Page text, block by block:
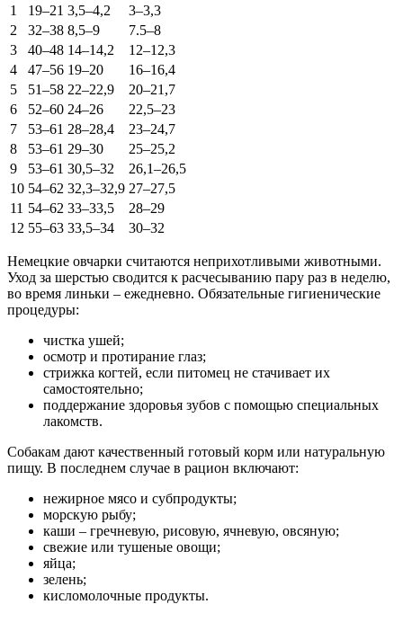
1 19–21 3,5–4,2
3–3,3
2
32–38 8,5–9
7.5–8
3
40–48 14–14,2
12–12,3
4
47–56 19–20
16–16,4
5
51–58 22–22,9
20–21,7
6
52–60 24–26
22,5–23
7
53–61 28–28,4
23–24,7
8
53–61 29–30
25–25,2
9
53–61 30,5–32
26,1–26,5
10 54–62 32,3–32,9 27–27,5
11 54–62 33–33,5
28–29
12 55–63 33,5–34 30–32
Немецкие овчарки считаются неприхотливыми животными.
Уход за шерстью сводится к расчесыванию пару раз в неделю,
во время линьки – ежедневно. Обязательные гигиенические
процедуры:
чистка ушей;
осмотр и протирание глаз;
стрижка когтей, если питомец не стачивает их
самостоятельно;
поддержание здоровья зубов с помощью специальных
лакомств.
Собакам дают качественный готовый корм или натуральную
пищу. В последнем случае в рацион включают:
нежирное мясо и субпродукты;
морскую рыбу;
каши – гречневую, рисовую, ячневую, овсяную;
свежие или тушеные овощи;
яйца;
зелень;
кисломолочные продукты.